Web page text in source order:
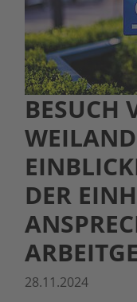
BESUCH
DER
28.11.2024